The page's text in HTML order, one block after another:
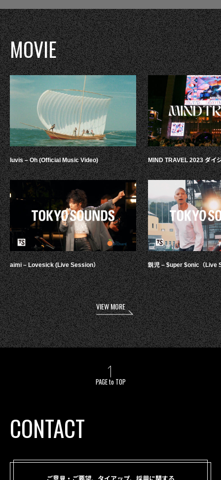
MOVIE
luvis – Oh (Official Music Video)
aimi – Lovesick (Live Session）
MIND TRAVEL 2023 ダイ
鋭児 – $uper $onic（Live
VIEW MORE
PAGE to TOP
CONTACT